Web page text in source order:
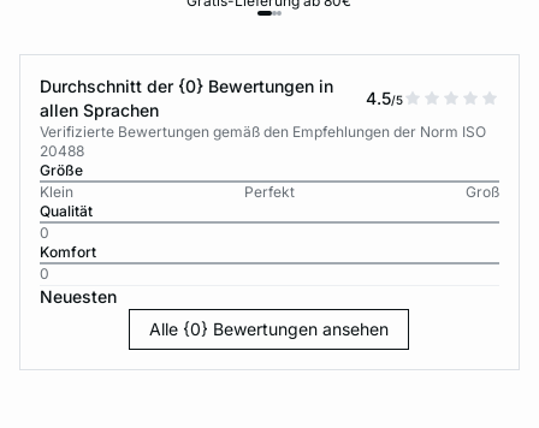
Durchschnitt der {0} Bewertungen in
allen Sprachen
4.5/5
Verifizierte Bewertungen gemäß den Empfehlungen der Norm ISO
20488
Größe
Klein
Perfekt
Groß
Qualität
0
Komfort
0
Neuesten
Alle {0} Bewertungen ansehen